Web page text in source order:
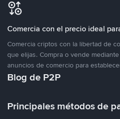
Comercia con el precio ideal
Comercia criptos con la libertad de
que elijas. Compra o vende
anuncios de comercio para
Blog de P2P
Principales métodos de